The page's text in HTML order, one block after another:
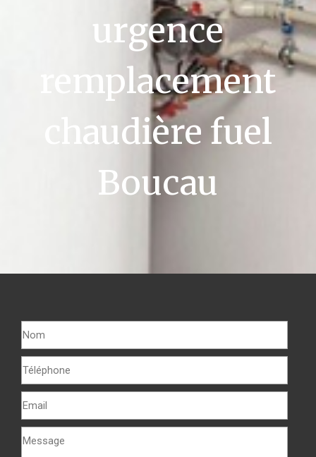
urgence
remplacement
chaudière fuel
Boucau